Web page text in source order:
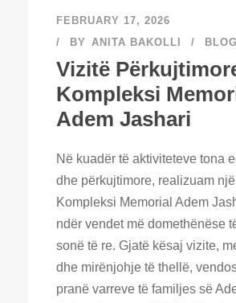
FEBRUARY 17, 2026
BY ANITA BAKOLLI BLOG
Vizitë
Kompleksi
Adem Jashari
Në kuadër të aktiviteteve tona
dhe përkujtimore, realizuam
Kompleksi Memorial Adem
ndër vendet më domethënëse
sonë të re. Gjatë kësaj vizite,
dhe mirënjohje të thellë,
pranë varreve të familjes së